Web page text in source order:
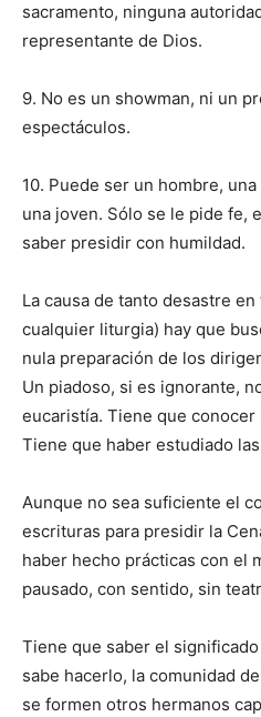
sacramento, ninguna
representante de Dios.
9. No es un showman, ni un
espectáculos.
10. Puede ser un hombre,
una joven. Sólo se le pide fe,
saber presidir con humildad.
La causa de tanto desastre
cualquier liturgia) hay que
nula preparación de los
Un piadoso, si es ignorante,
eucaristía. Tiene que
Tiene que haber estudiado
Aunque no sea suficiente el
escrituras para presidir la
haber hecho prácticas con el
pausado, con sentido, sin
Tiene que saber el
sabe hacerlo, la comunidad
se formen otros hermanos